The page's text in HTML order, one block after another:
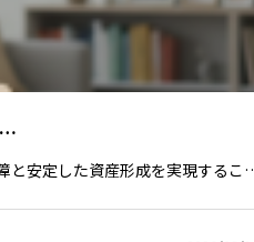
…
と安定した資産形成を実現する